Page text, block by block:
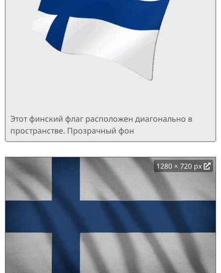
Этот финский флаг расположен диагонально в
пространстве. Прозрачный фон
1280 × 720 px